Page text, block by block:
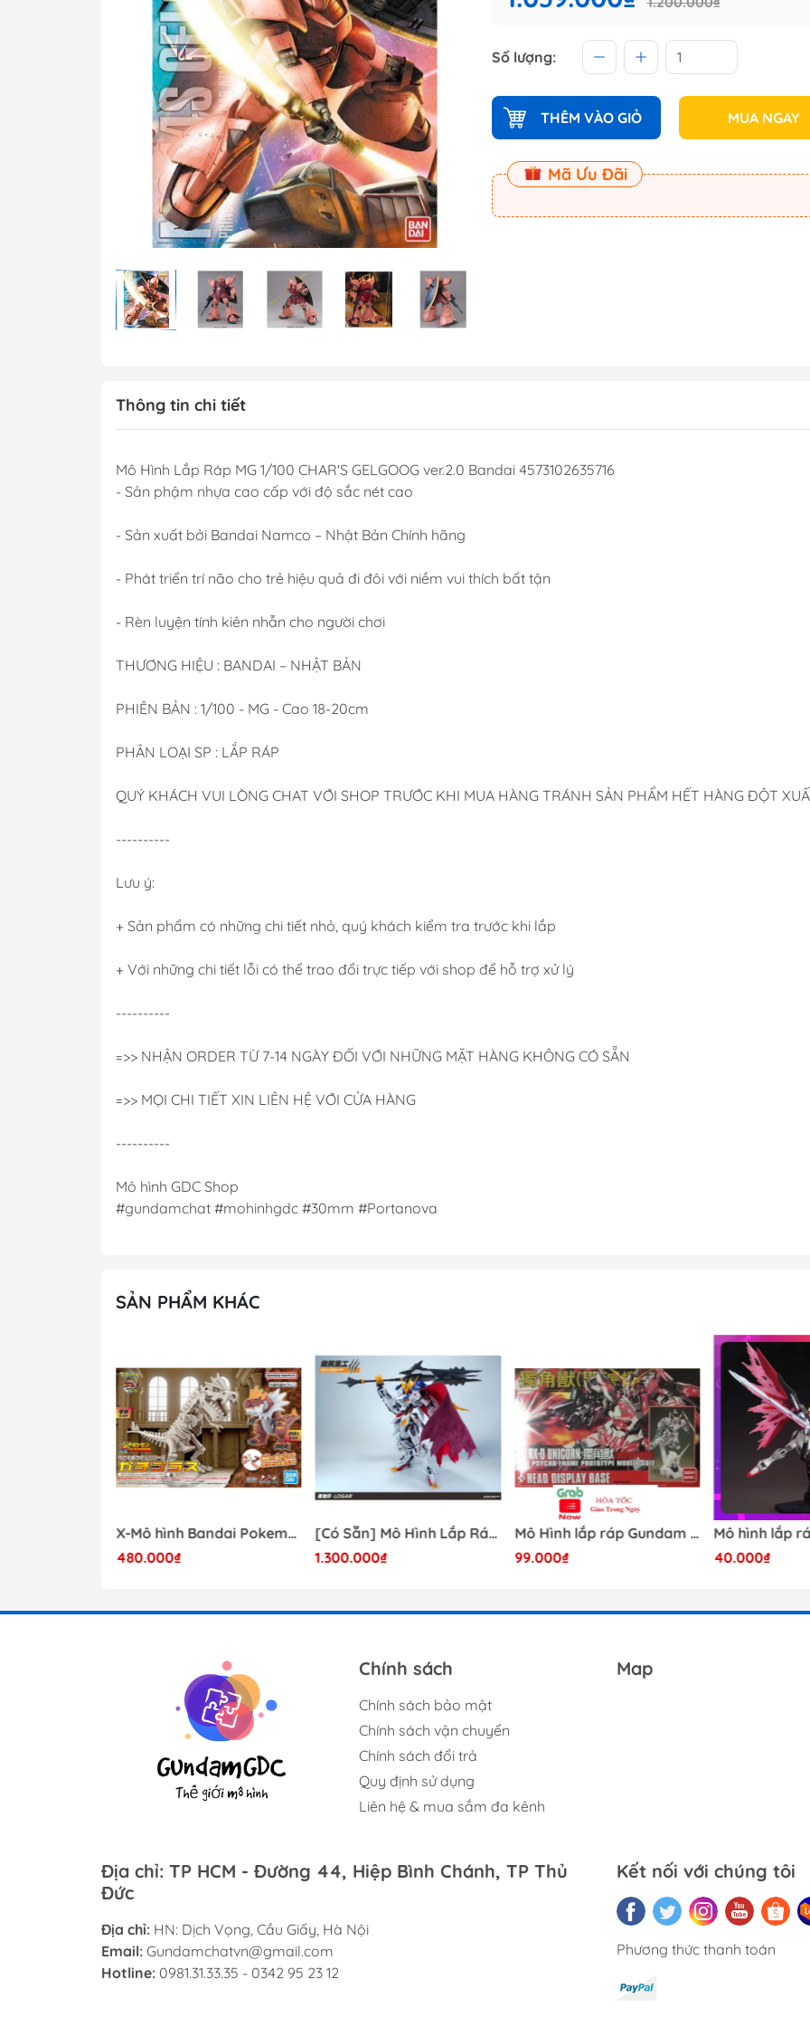
MG 1/100 Gundam (Master
Grade)
MGEX Gundam ( Master
Grade Ver.ka)
PG Gundam (Perfect
Grade)
Mega Size Gundam
Gundam Bandai
Gundam Daban
Gundam Jijia
Số lượng:
THÊM VÀO GIỎ MUA NGAY
Mã Ưu Đãi
Thông tin chi tiết
Mô Hình Lắp Ráp MG 1/100 CHAR'S GELGOOG ver.2.0 Bandai 4573102635716
- Sản phậm nhựa cao cấp với độ sắc nét cao
- Sản xuất bởi Bandai Namco – Nhật Bản Chính hãng
- Phát triển trí não cho trẻ hiệu quả đi đôi với niềm vui thích bất tận
- Rèn luyện tính kiên nhẫn cho người chơi
THƯƠNG HIỆU : BANDAI – NHẬT BẢN
PHIÊN BẢN : 1/100 - MG - Cao 18-20cm
PHÂN LOẠI SP : LẮP RÁP
QUÝ KHÁCH VUI LÒNG CHAT VỚI SHOP TRƯỚC KHI MUA HÀNG TRÁNH SẢN PHẨM HẾT HÀNG ĐỘT
----------
Lưu ý:
+ Sản phẩm có những chi tiết nhỏ, quý khách kiểm tra trước khi lắp
+ Với những chi tiết lỗi có thể trao đổi trực tiếp với shop để hỗ trợ xử lý
----------
=>> NHẬN ORDER TỪ 7-14 NGÀY ĐỐI VỚI NHỮNG MẶT HÀNG KHÔNG CÓ SẴN
=>> MỌI CHI TIẾT XIN LIÊN HỆ VỚI CỬA HÀNG
----------
Mô hình GDC Shop
#gundamchat #mohinhgdc #30mm #Portanova
SẢN PHẨM KHÁC
X-Mô hình Bandai Pokemon PLAMO COLLECTION Fossil Pokemon Series Tyrantrum
480.000₫
[Có Sẵn] Mô Hình Lắp Ráp 1/60 Barbatos Logar Wolf Remains Meavy Industries
1.300.000₫
Mô Hình lắp ráp Gundam HG RX-0 Unicorn Gundam Destroy Mode 100 Daban
99.000₫
40.000₫
Chính sách
Chính sách bảo mật
Chính sách vận chuyển
Chính sách đổi trả
Quy định sử dụng
Liên hệ & mua sắm đa kênh
Map
Địa chỉ: TP HCM - Đường 44, Hiệp Bình Chánh, TP Thủ
Đức
Địa chỉ: HN: Dịch Vọng, Cầu Giấy, Hà Nội
Email: Gundamchatvn@gmail.com
Hotline: 0981.31.33.35 - 0342 95 23 12
Kết nối với chúng tôi
Phương thức thanh toán